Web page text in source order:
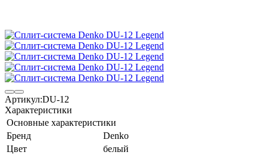
Артикул:DU-12
Характеристики
Основные характеристики
Бренд
Denko
Цвет
белый